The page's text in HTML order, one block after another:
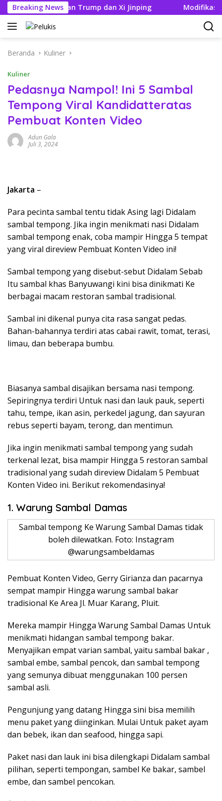
Langsung
ke
konten
Breaking NewsTrump dan Xi Jinping Modifikasi Ayla
Beranda Kuliner
Kuliner
Pedasnya Nampol! Ini 5 Sambal
Tempong Viral Kandidatteratas
Pembuat Konten Video
Adun Gala
Juli 3, 2024
Jakarta –
Para pecinta sambal tentu tidak Asing lagi Didalam
sambal tempong. Jika ingin menikmati nasi Didalam
sambal tempong enak, coba mampir Hingga 5 tempat
yang viral direview Pembuat Konten Video ini!
Sambal tempong yang disebut-sebut Didalam Sebab
Itu sambal khas Banyuwangi kini bisa dinikmati Ke
berbagai macam restoran sambal tradisional.
Sambal ini dikenal punya cita rasa sangat pedas.
Bahan-bahannya terdiri atas cabai rawit, tomat, terasi,
limau, dan beberapa bumbu.
Biasanya sambal disajikan bersama nasi tempong.
Sepiringnya terdiri Untuk nasi dan lauk pauk, seperti
tahu, tempe, ikan asin, perkedel jagung, dan sayuran
rebus seperti bayam, terong, dan mentimun.
Jika ingin menikmati sambal tempong yang sudah
terkenal lezat, bisa mampir Hingga 5 restoran sambal
tradisional yang sudah direview Didalam 5 Pembuat
Konten Video ini. Berikut rekomendasinya!
1. Warung Sambal Damas
Sambal tempong Ke Warung Sambal Damas tidak
boleh dilewatkan. Foto: Instagram
@warungsambeldamas
Pembuat Konten Video, Gerry Girianza dan pacarnya
sempat mampir Hingga warung sambal bakar
tradisional Ke Area Jl. Muar Karang, Pluit.
Mereka mampir Hingga Warung Sambal Damas Untuk
menikmati hidangan sambal tempong bakar.
Menyajikan empat varian sambal, yaitu sambal bakar ,
sambal embe, sambal pencok, dan sambal tempong
yang semunya dibuat menggunakan 100 persen
sambal asli.
Pengunjung yang datang Hingga sini bisa memilih
menu paket yang diinginkan. Mulai Untuk paket ayam
dan bebek, ikan dan seafood, hingga sapi.
Paket nasi dan lauk ini bisa dilengkapi Didalam sambal
pilihan, seperti tempongan, sambel Ke bakar, sambel
embe, dan sambel pencokan.